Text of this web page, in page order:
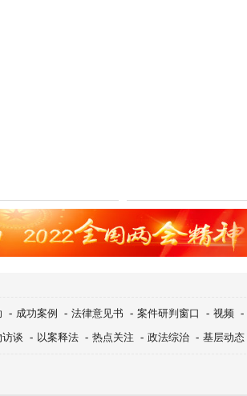
- 成功案例 - 法律意见书 - 案件研判窗口 - 视频 -
访谈 - 以案释法 - 热点关注 - 政法综治 - 基层动态